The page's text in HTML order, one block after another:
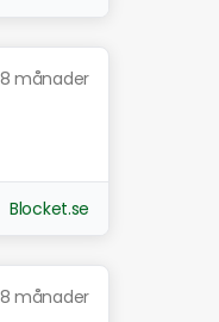
8 månader
Blocket.se
8 månader